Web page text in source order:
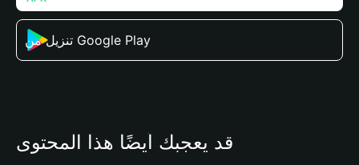
تنزيل من Google Play
قد يعجبك أيضًا هذا المحتوى